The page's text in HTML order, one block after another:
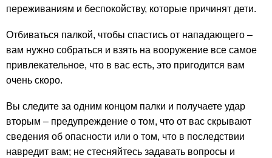
переживаниям и беспокойству, которые причинят дети.
Отбиваться палкой, чтобы спастись от нападающего –
вам нужно собраться и взять на вооружение все самое
привлекательное, что в вас есть, это пригодится вам
очень скоро.
Вы следите за одним концом палки и получаете удар
вторым – предупреждение о том, что от вас скрывают
сведения об опасности или о том, что в последствии
навредит вам; не стесняйтесь задавать вопросы и